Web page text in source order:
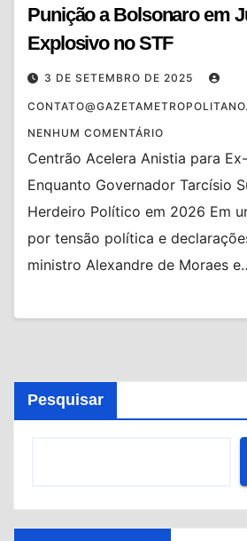
Punição a Bolsonaro em
Explosivo no STF
3 DE SETEMBRO DE 2025
NENHUM COMENTÁRIO
Centrão Acelera Anistia para
Enquanto Governador Tarcísio
Herdeiro Político em 2026 Em
por tensão política e
ministro Alexandre de Moraes
Pesquisar